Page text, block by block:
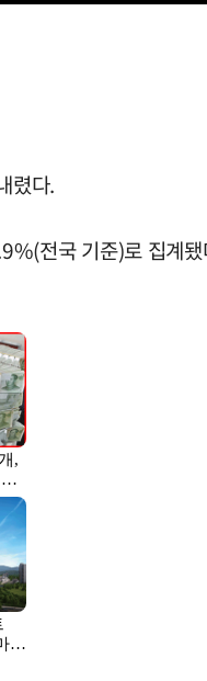
렸다.
전국 기준)로 집계